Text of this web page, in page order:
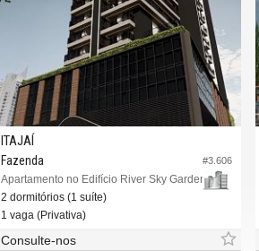
#3.606
ITAJAÍ
Fazenda
Apartamento no Edifício River Sky Garden
2 dormitórios (1 suíte)
1 vaga (Privativa)
Consulte-nos